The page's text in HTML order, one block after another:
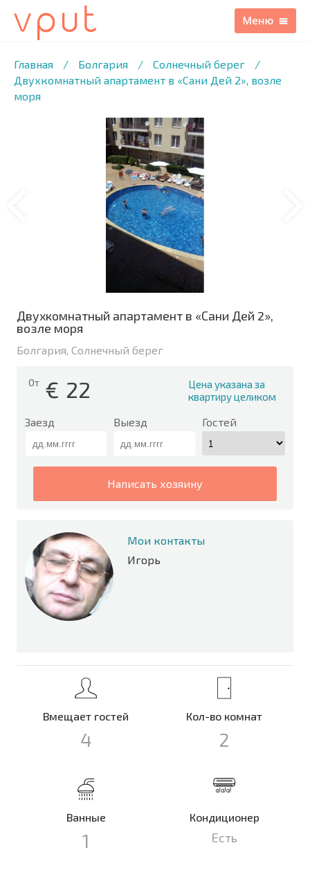
Главная / Болгария / Солнечный берег
/
Двухкомнатный апартамент в «Сани Дей 2», возле
моря
/3 ФОТО
Двухкомнатный апартамент в «Сани Дей 2»,
возле моря
Болгария, Солнечный берег
От € 22
Цена указана за
квартиру целиком
Заезд Выезд Гостей
написать хозяину
Мои контакты
Игорь
Вмещает гостей
4
Кол-во комнат
2
Ванные
1
Кондиционер
Есть